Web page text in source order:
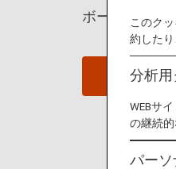
ボーイング
座
このク
約した
分析
WEBサ
の継続的
パー